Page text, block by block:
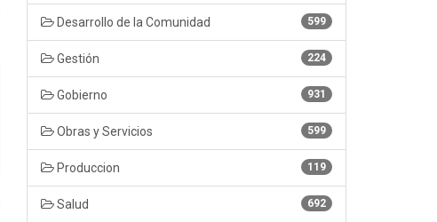
599
Desarrollo de la Comunidad
224
Gestión
931
Gobierno
599
Obras y Servicios
119
Produccion
692
Salud